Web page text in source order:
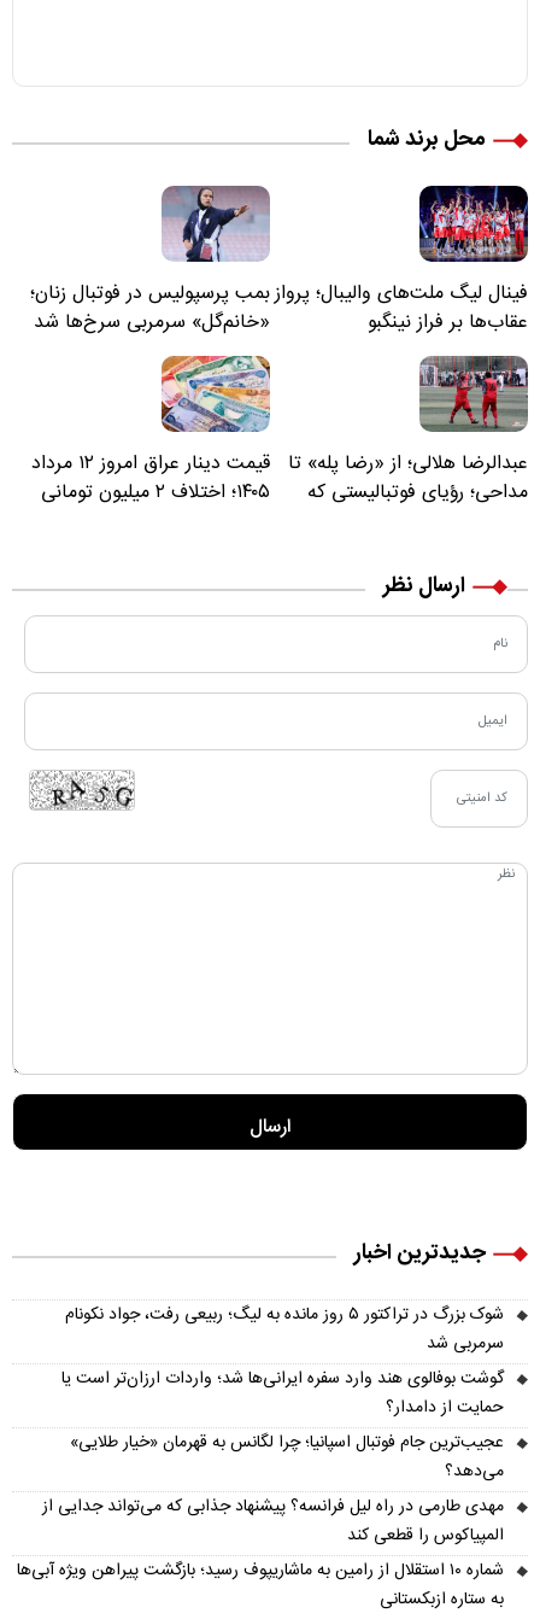
محل برند شما
فینال لیگ ملت‌های والیبال؛ پرواز
عقاب‌ها بر فراز نینگبو
بمب پرسپولیس در فوتبال زنان؛
«خانم‌گل» سرمربی سرخ‌ها شد
عبدالرضا هلالی؛ از «رضا پله» تا
مداحی؛ رؤیای فوتبالیستی که
قیمت دینار عراق امروز ۱۲ مرداد
۱۴۰۵؛ اختلاف ۲ میلیون تومانی
ارسال نظر
جدیدترین اخبار
شوک بزرگ در تراکتور ۵ روز مانده به لیگ؛ ربیعی رفت، جواد نکونام
سرمربی شد
گوشت بوفالوی هند وارد سفره ایرانی‌ها شد؛ واردات ارزان‌تر است یا
حمایت از دامدار؟
عجیب‌ترین جام فوتبال اسپانیا؛ چرا لگانس به قهرمان «خیار طلایی»
می‌دهد؟
مهدی طارمی در راه لیل فرانسه؟ پیشنهاد جذابی که می‌تواند جدایی از
المپیاکوس را قطعی کند
شماره ۱۰ استقلال از رامین به ماشاریپوف رسید؛ بازگشت پیراهن ویژه آبی‌ها
به ستاره ازبکستانی